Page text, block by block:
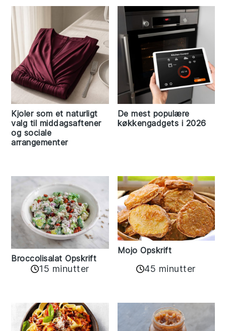
Kjoler som et naturligt
valg til middagsaftener
og sociale
arrangementer
De mest populære
køkkengadgets i 2026
Broccolisalat Opskrift
15 minutter
Mojo Opskrift
45 minutter